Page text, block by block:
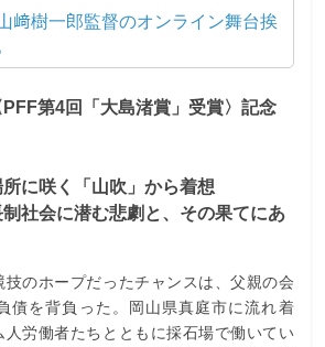
﨑樹一郎監督のオンライン舞台挨
第4回「大島渚賞」受賞〉記念
に咲く「山吹」から着想
社会に潜む悲劇と、その果てにあ
技のホープだったチャンスは、父親の会
債を背負った。岡山県真庭市に流れ着
人労働者たちとともに採石場で働いてい